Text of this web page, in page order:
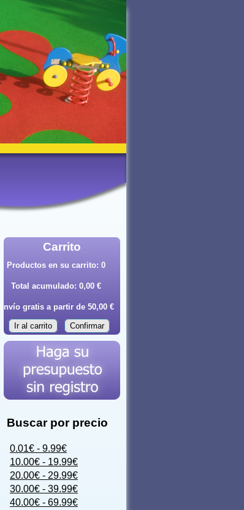
Carrito
Productos en su carrito: 0
Total acumulado: 0,00 €
Envío gratis a partir de 50,00 €
Ir al carrito Confirmar
Buscar por precio
0.01€ - 9.99€
10.00€ - 19.99€
20.00€ - 29.99€
30.00€ - 39.99€
40.00€ - 69.99€